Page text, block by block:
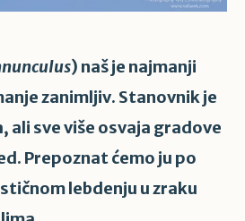
) naš je najmanji
zanimljiv. Stanovnik je
ali sve više osvaja gradove
Prepoznat ćemo ju po
lebdenju u zraku